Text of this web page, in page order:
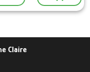
Claire